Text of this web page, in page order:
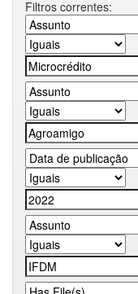
Filtros correntes: